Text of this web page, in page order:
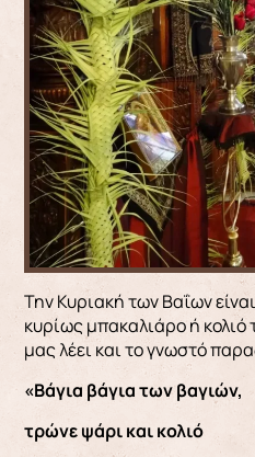
Την Κυριακή των Βαΐων
κυρίως μπακαλιάρο ή κολιό
μας λέει και το γνωστό
«Βάγια βάγια των βαγιών,
τρώνε ψάρι και κολιό